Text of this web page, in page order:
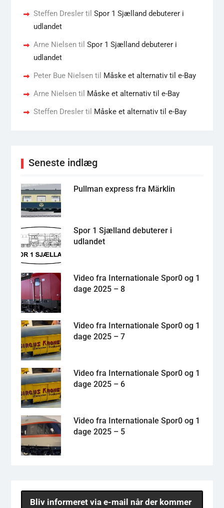
Steffen Dreslertil Spor 1 Sjælland debuterer i
udlandet
Arne Nielsentil Spor 1 Sjælland debuterer i
udlandet
Peter Bue Nielsentil Måske et alternativ til e-Bay
Arne Nielsentil Måske et alternativ til e-Bay
Steffen Dreslertil Måske et alternativ til e-Bay
Seneste indlæg
Pullman express fra Märklin
Spor 1 Sjælland debuterer i
udlandet
Video fra Internationale Spor0 og 1
dage 2025 – 8
Video fra Internationale Spor0 og 1
dage 2025 – 7
Video fra Internationale Spor0 og 1
dage 2025 – 6
Video fra Internationale Spor0 og 1
dage 2025 – 5
Bliv informeret via e-mail når der kommer